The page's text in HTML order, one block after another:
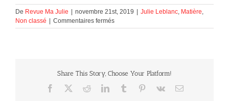
De Revue Ma Julie novembre 21st, 2019 Julie Leblanc, Matière,
Non classé
Commentaires ferméssur
La
Share This Story, Choose Your Platform!
Facebook RedditLinkedInTumblr Pinterest
Vk Courriel